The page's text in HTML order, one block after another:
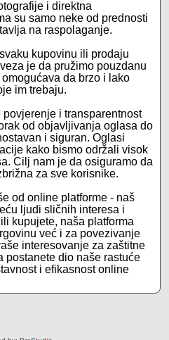
i direktna
su samo neke od prednosti
na raspolaganje.
kupovinu ili prodaju
je da pružimo pouzdanu
da brzo i lako
im trebaju.
i transparentnost
od objavljivanja oglasa do
i siguran. Oglasi
kako bismo održali visok
Cilj nam je da osiguramo da
za sve korisnike.
od online platforme - naš
ljudi sličnih interesa i
kupujete, naša platforma
već i za povezivanje
interesovanje za zaštitne
postanete dio naše rastuće
i efikasnost online